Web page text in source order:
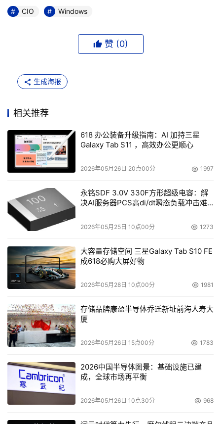
管Saurabh Gugnani补充说，多元化的云战略可以减轻此类
合所有可用的解决方案。”
“针对最近影响我们关键业务运营的中断，我们主动更新了
的影响降至最低，”Mytek Innovations的创始人兼CMD
Shivkumar Borade表示，该公司是BSOD影响的受害者之
一。“我们的修订计划包括增强的沟通管理，设有多层确保
所有员工了解潜在问题及其解决方案。”
SharePoint）都托管在Microsoft 365上，因此其内部沟通
受到显著干扰。
“然而，我们内部开发的应用程序没有受到影响，因为
GoDaddy使用了自己的托管基础设施，”Borade说，“我们
确实遇到了一些与Azure平台相关的API集成问题，这些问
题全天无法正常工作，这次中断导致我们的客户和用户的服
务中断。”
对CIO的警示
CIO们的主要关注点是供应商锁定。正如CrowdStrike事件
所示，依赖单一云供应商会导致单点故障。如果该供应商的
关键服务中断，会对企业产生深远影响。为降低这种风险，
CIO们可能会探索多云或混合云架构，将工作负载分布在多
个平台上。
CIO Windows
赞 (0)
生成海报
相关推荐
618 办公装备升级指南：AI 加持三星
Galaxy Tab S11 ，高效办公更顺心
2026年05月26日 20点00分 1997
永铭SDF 3.0V 330F方形超级电容：解
决AI服务器PCS高di/dt瞬态负载冲击难
2026年05月25日 10点00分 1273
大容量存储空间 三星Galaxy Tab S10 FE
成618必购大屏好物
2026年05月28日 10点00分 1981
存储品牌康盈半导体乔迁新址前海人寿大
厦
2026年05月26日 15点00分 1783
2026中国半导体图景：基础设施已建
成，全球市场再平衡
2026年05月26日 10点30分 968